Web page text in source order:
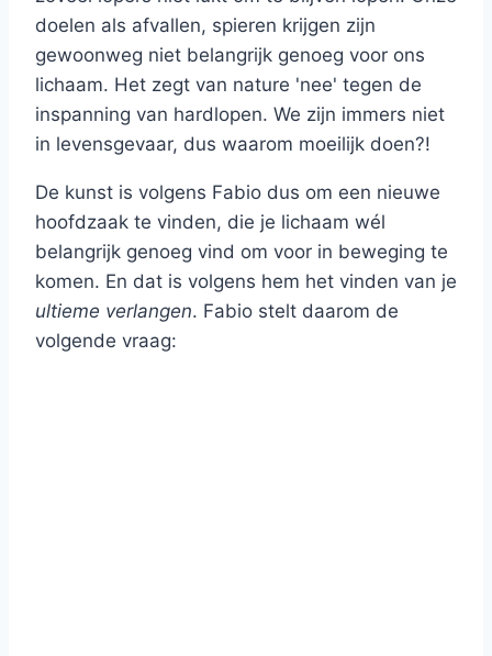
doelen als afvallen, spieren krijgen zijn
gewoonweg niet belangrijk genoeg voor ons
lichaam. Het zegt van nature 'nee' tegen de
inspanning van hardlopen. We zijn immers niet
in levensgevaar, dus waarom moeilijk doen?!
De kunst is volgens Fabio dus om een nieuwe
hoofdzaak te vinden, die je lichaam wél
belangrijk genoeg vind om voor in beweging te
komen. En dat is volgens hem het vinden van je
ultieme verlangen. Fabio stelt daarom de
volgende vraag: